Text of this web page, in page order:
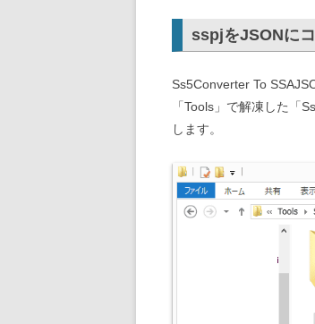
sspjをJSONに
Ss5Converter To
「Tools」で解凍した「
します。